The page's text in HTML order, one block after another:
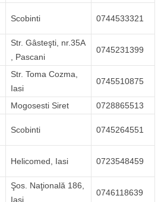
Scobinti 0744533321
Str. Gâsteşti, nr.35A
, Pascani
0745231399
Str. Toma Cozma,
Iasi
0745510875
Mogosesti Siret 0728865513
Scobinti 0745264551
Helicomed, Iasi 0723548459
Şos. Naţională 186,
Iasi
0746118639